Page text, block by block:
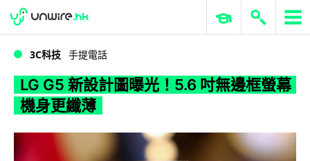
WWDC 2026 ERP 與商業 AI
3C科技 手提電話
LG G5 新設計圖曝光！5.6 吋無邊框螢幕
機身更纖薄